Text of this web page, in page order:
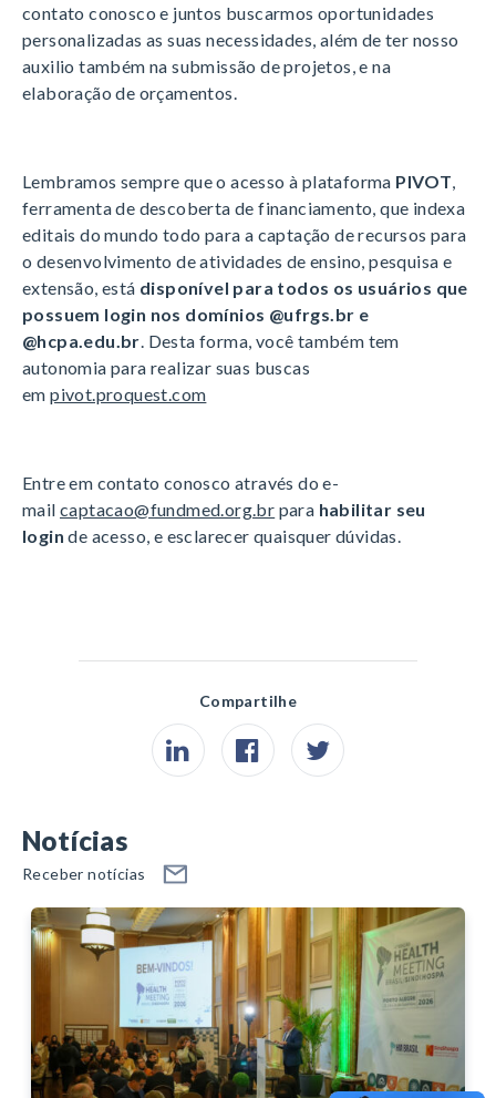
contato conosco e juntos buscarmos oportunidades
personalizadas as suas necessidades, além de ter nosso
auxilio também na submissão de projetos, e na
elaboração de orçamentos.
Lembramos sempre que o acesso à plataforma PIVOT
ferramenta de descoberta de financiamento, que indexa
editais do mundo todo para a captação de recursos para
o desenvolvimento de atividades de ensino, pesquisa e
extensão, está disponível para todos os usuários que
possuem login nos domínios @ufrgs.br e
@hcpa.edu.br . Desta forma, você também tem
autonomia para realizar suas buscas
empivot.proquest.com
Entre em contato conosco através do e-
mail captacao@fundmed.org.br para habilitar seu
login de acesso, e esclarecer quaisquer dúvidas.
Compartilhe
Notícias
Receber notícias